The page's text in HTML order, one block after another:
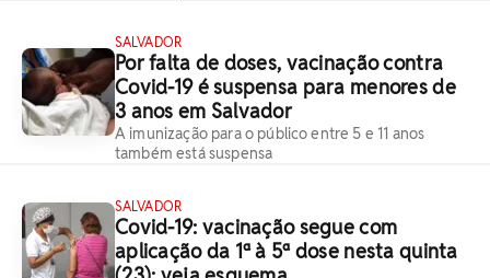
SALVADOR
Por falta de doses, vacinação contra
Covid-19 é suspensa para menores de
3 anos em Salvador
A imunização para o público entre 5 e 11 anos
também está suspensa
SALVADOR
Covid-19: vacinação segue com
aplicação da 1ª à 5ª dose nesta quinta